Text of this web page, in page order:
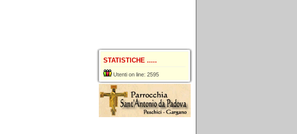
STATISTICHE .....
Utenti on line: 2595